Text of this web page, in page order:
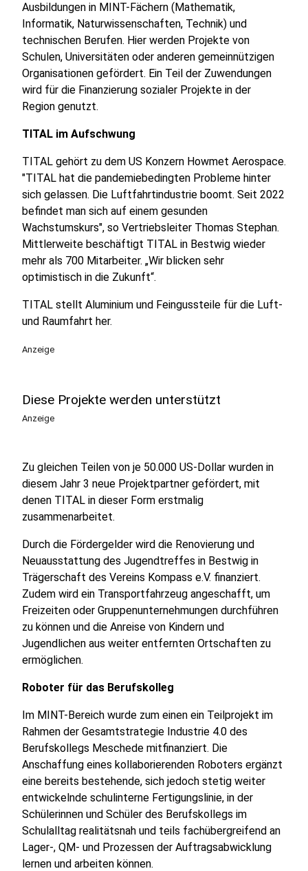
Ausbildungen in MINT-Fächern (Mathematik,
Informatik, Naturwissenschaften, Technik) und
technischen Berufen. Hier werden Projekte von
Schulen, Universitäten oder anderen gemeinnützigen
Organisationen gefördert. Ein Teil der Zuwendungen
wird für die Finanzierung sozialer Projekte in der
Region genutzt.
TITAL im Aufschwung
TITAL gehört zu dem US Konzern Howmet Aerospace.
"TITAL hat die pandemiebedingten Probleme hinter
sich gelassen. Die Luftfahrtindustrie boomt. Seit 2022
befindet man sich auf einem gesunden
Wachstumskurs", so Vertriebsleiter Thomas Stephan.
Mittlerweite beschäftigt TITAL in Bestwig wieder
mehr als 700 Mitarbeiter. „Wir blicken sehr
optimistisch in die Zukunft“.
TITAL stellt Aluminium und Feingussteile für die Luft-
und Raumfahrt her.
Anzeige
Diese Projekte werden unterstützt
Anzeige
Zu gleichen Teilen von je 50.000 US-Dollar wurden in
diesem Jahr 3 neue Projektpartner gefördert, mit
denen TITAL in dieser Form erstmalig
zusammenarbeitet.
Durch die Fördergelder wird die Renovierung und
Neuausstattung des Jugendtreffes in Bestwig in
Trägerschaft des Vereins Kompass e.V. finanziert.
Zudem wird ein Transportfahrzeug angeschafft, um
Freizeiten oder Gruppenunternehmungen durchführen
zu können und die Anreise von Kindern und
Jugendlichen aus weiter entfernten Ortschaften zu
ermöglichen.
Roboter für das Berufskolleg
Im MINT-Bereich wurde zum einen ein Teilprojekt im
Rahmen der Gesamtstrategie Industrie 4.0 des
Berufskollegs Meschede mitfinanziert. Die
Anschaffung eines kollaborierenden Roboters ergänzt
eine bereits bestehende, sich jedoch stetig weiter
entwickelnde schulinterne Fertigungslinie, in der
Schülerinnen und Schüler des Berufskollegs im
Schulalltag realitätsnah und teils fachübergreifend an
Lager-, QM- und Prozessen der Auftragsabwicklung
lernen und arbeiten können.